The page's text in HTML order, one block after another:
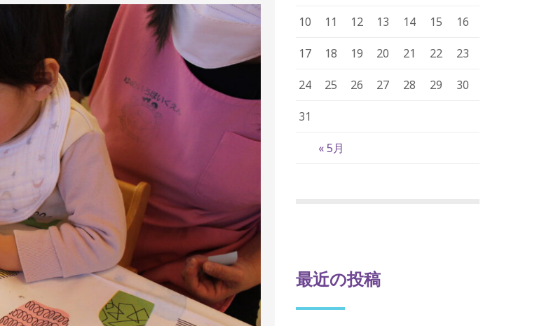
« 5月
10 11 12 13 14 15 16
17 18 19 20 21 22 23
24 25 26 27 28 29 30
31
最近の投稿